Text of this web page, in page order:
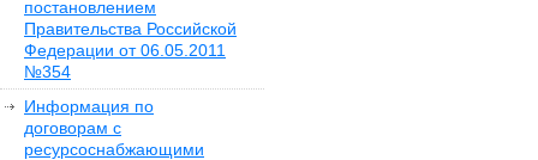
постановлением
Правительства Российской
Федерации от 06.05.2011
№354
Информация по
договорам с
ресурсоснабжающими